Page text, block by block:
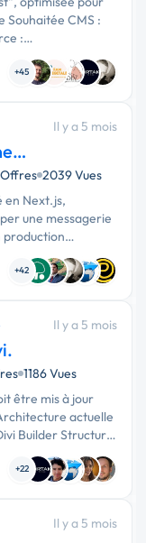
Souhaitée CMS :
:
(ou
+45
Il y a 5 mois
2039 Vues
en Next.js,
une messagerie
production
en Next.js App
+42
Il y a 5 mois
1186 Vues
être mis à jour
actuelle
Builder Structure
des
+22
Il y a 5 mois